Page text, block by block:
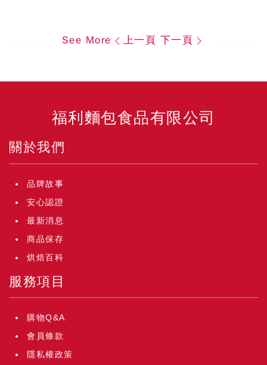
See More 上一頁 下一頁
福利麵包食品有限公司
關於我們
品牌故事
安心認證
最新消息
商品保存
烘焙百科
服務項目
購物Q&A
會員條款
隱私權政策